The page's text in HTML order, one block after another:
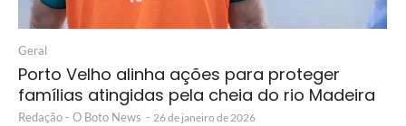
Geral
Porto Velho alinha ações para proteger
famílias atingidas pela cheia do rio Madeira
Redação - O Boto News - 26 de janeiro de 2026